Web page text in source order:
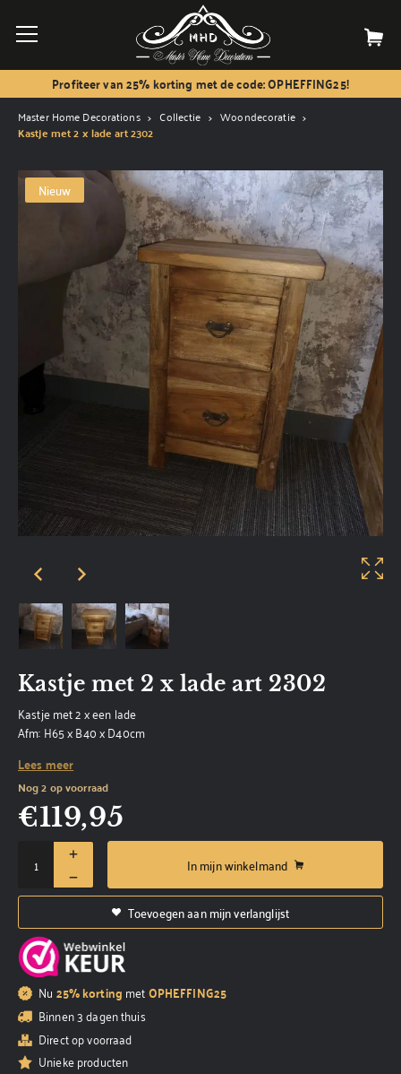
Profiteer van 25% korting met de code: OPHEFFING25!
Master Home Decorations Collectie Woondecoratie
Kastje met 2 x lade art 2302
Nieuw
Kastje met 2 x lade art 2302
Kastje met 2 x een lade
Afm: H65 x B40 x D40cm
Lees meer
Nog 2 op voorraad
€119,95
In mijn winkelmand
Toevoegen aan mijn verlanglijst
Nu 25% korting metOPHEFFING25
Binnen 3 dagen thuis
Direct op voorraad
Unieke producten